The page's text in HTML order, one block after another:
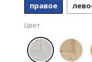
правое
Цвет